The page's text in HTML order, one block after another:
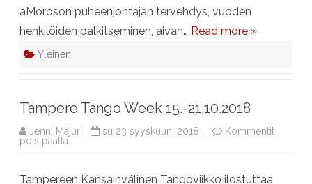
aMoroson puheenjohtajan tervehdys, vuoden
henkilöiden palkitseminen, aivan… Read more »
Yleinen
Tampere Tango Week 15.-21.10.2018
Jenni Majuri su 23 syyskuun, 2018 .
Kommentit
pois päältäartikkelissa
15.-21.10.2018
Tampereen Kansainvälinen Tangoviikko ilostuttaa